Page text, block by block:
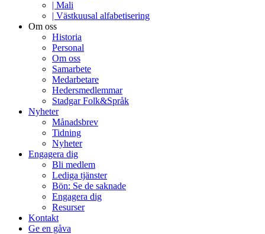
| Mali
| Västkuusal alfabetisering
Om oss
Historia
Personal
Om oss
Samarbete
Medarbetare
Hedersmedlemmar
Stadgar Folk&Språk
Nyheter
Månadsbrev
Tidning
Nyheter
Engagera dig
Bli medlem
Lediga tjänster
Bön: Se de saknade
Engagera dig
Resurser
Kontakt
Ge en gåva